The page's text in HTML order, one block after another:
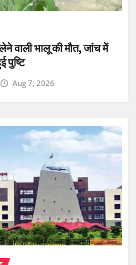
वाली भालू की मौत, जांच में
पुष्टि
Aug 7, 2026